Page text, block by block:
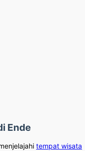
Ende
tempat wisata